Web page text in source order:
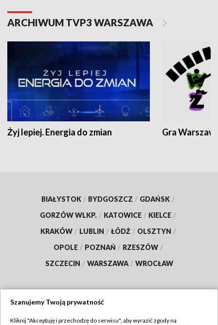
ARCHIWUM TVP3 WARSZAWA
Żyj lepiej. Energia do zmian Gra
BIAŁYSTOK / BYDGOSZCZ / GDAŃSK /
GORZÓW WLKP. / KATOWICE / KIELCE /
KRAKÓW / LUBLIN / ŁÓDŹ / OLSZTYN /
OPOLE / POZNAŃ / RZESZÓW /
SZCZECIN / WARSZAWA / WROCŁAW
Szanujemy Twoją prywatność
Kliknij "Akceptuję i przechodzę do serwisu", aby wyrazić zgody na